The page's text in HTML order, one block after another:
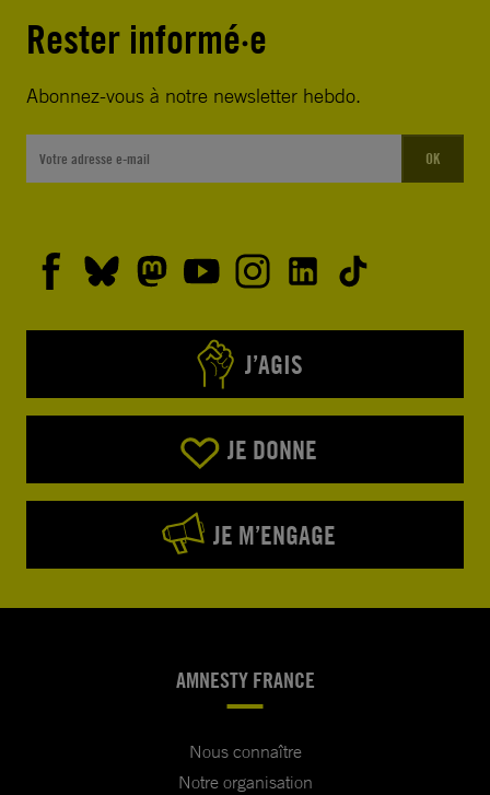
Rester informé·e
Abonnez-vous à notre newsletter hebdo.
OK
J’AGIS
JE DONNE
JE M’ENGAGE
AMNESTY FRANCE
Nous connaître
Notre organisation